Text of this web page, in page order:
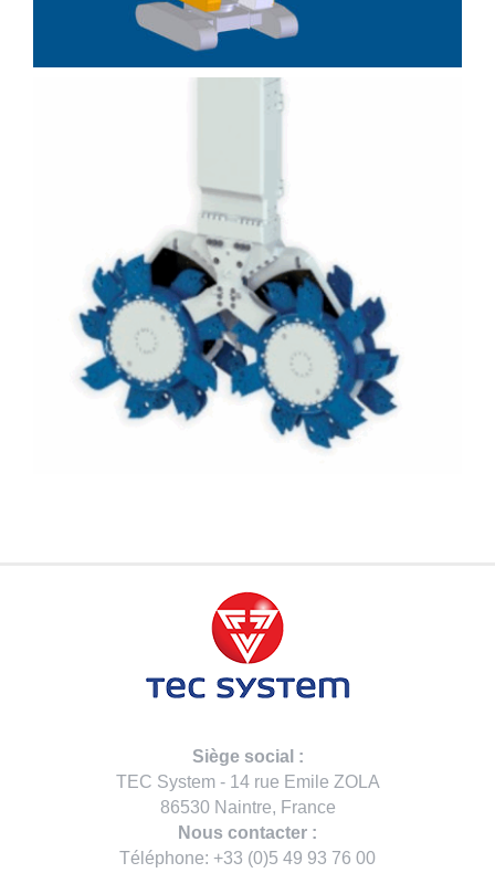
CSM (Cutter Soil Mixing)
Siège social :
TEC System - 14 rue Emile ZOLA
86530 Naintre, France
Nous contacter :
Téléphone: +33 (0)5 49 93 76 00